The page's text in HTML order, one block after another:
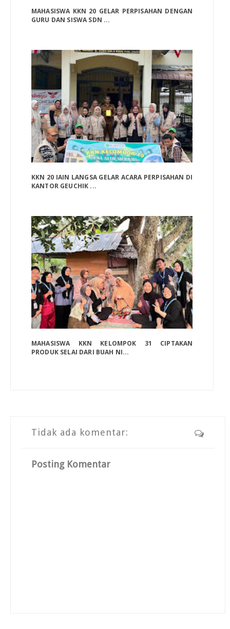
MAHASISWA KKN 20 GELAR PERPISAHAN DENGAN
GURU DAN SISWA SDN ...
KKN 20 IAIN LANGSA GELAR ACARA PERPISAHAN DI
KANTOR GEUCHIK ...
MAHASISWA KKN KELOMPOK 31 CIPTAKAN
PRODUK SELAI DARI BUAH NI...
Tidak ada komentar:
Posting Komentar